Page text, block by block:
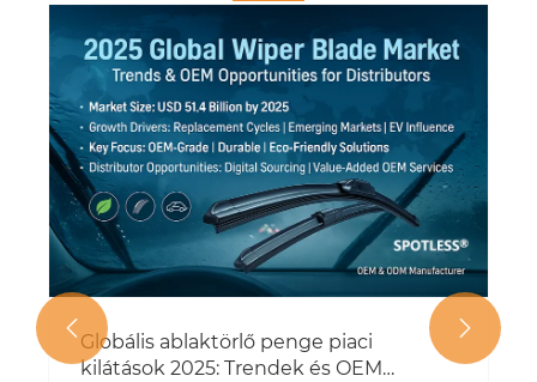
Globális ablaktörlő penge piaci
kilátások 2025: Trendek és OEM
 